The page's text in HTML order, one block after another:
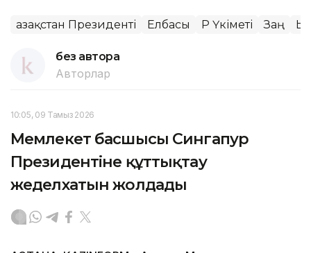
Қазақстан Президенті Елбасы ҚР Үкіметі Заң
без автора
Авторлар
10:05, 09 Тамыз 2026
Мемлекет басшысы Сингапур
Президентіне құттықтау
жеделхатын жолдады